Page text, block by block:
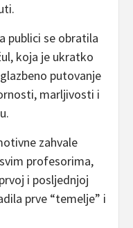
publici se obratila
koja je ukratko
putovanje
marljivosti i
zahvale
profesorima,
i posljednjoj
prve “temelje” i